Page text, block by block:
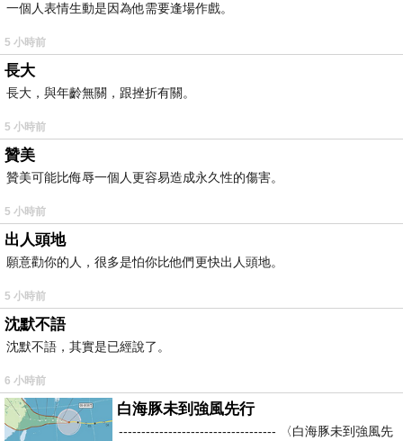
一個人表情生動是因為他需要逢場作戲。
5 小時前
長大
長大，與年齡無關，跟挫折有關。
5 小時前
贊美
贊美可能比侮辱一個人更容易造成永久性的傷害。
5 小時前
出人頭地
願意勸你的人，很多是怕你比他們更快出人頭地。
5 小時前
沈默不語
沈默不語，其實是已經說了。
6 小時前
白海豚未到強風先行
----------------------------------- 〈白海豚未到強風先